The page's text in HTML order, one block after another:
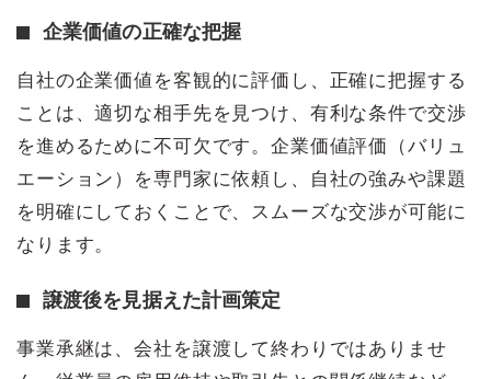
企業価値の正確な把握
自社の企業価値を客観的に評価し、正確に把握する
ことは、適切な相手先を見つけ、有利な条件で交渉
を進めるために不可欠です。企業価値評価（バリュ
エーション）を専門家に依頼し、自社の強みや課題
を明確にしておくことで、スムーズな交渉が可能に
なります。
譲渡後を見据えた計画策定
事業承継は、会社を譲渡して終わりではありませ